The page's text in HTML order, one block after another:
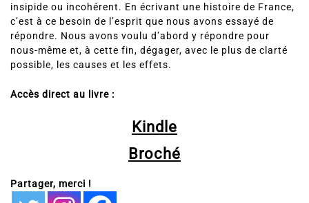
insipide ou incohérent. En écrivant une histoire de France,
c’est à ce besoin de l’esprit que nous avons essayé de
répondre. Nous avons voulu d’abord y répondre pour
nous-même et, à cette fin, dégager, avec le plus de clarté
possible, les causes et les effets.
Accès direct au livre :
Kindle
Broché
Partager, merci !